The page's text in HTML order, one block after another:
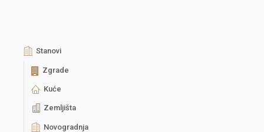
Stanovi
Zgrade
Kuće
Zemljišta
Novogradnja